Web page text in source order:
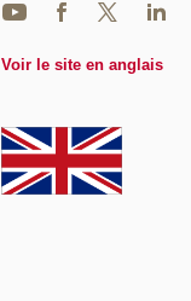
Voir le site en anglais